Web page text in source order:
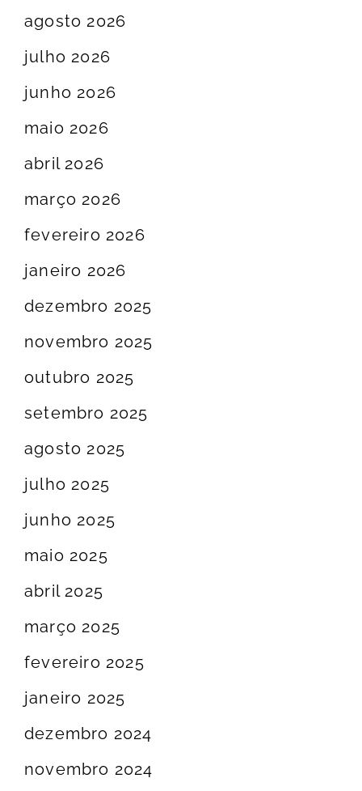
agosto 2026
julho 2026
junho 2026
maio 2026
abril 2026
março 2026
fevereiro 2026
janeiro 2026
dezembro 2025
novembro 2025
outubro 2025
setembro 2025
agosto 2025
julho 2025
junho 2025
maio 2025
abril 2025
março 2025
fevereiro 2025
janeiro 2025
dezembro 2024
novembro 2024